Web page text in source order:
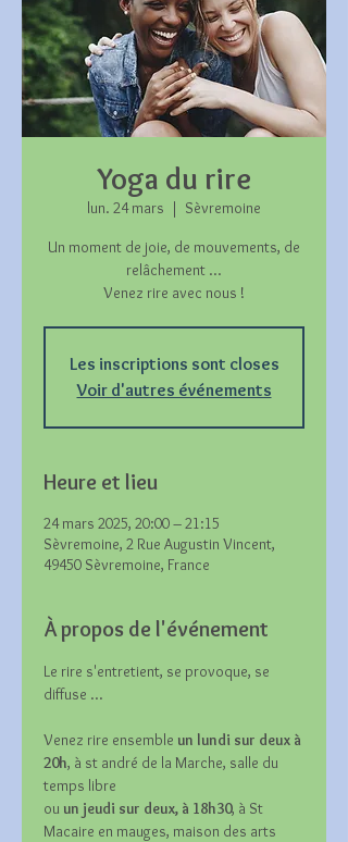
Yoga du rire
lun. 24 mars
  |
Sèvremoine
Un moment de joie, de mouvements, de
relâchement ...
Venez rire avec nous !
Les inscriptions sont closes
Voir d'autres événements
Heure et lieu
24 mars 2025, 20:00 – 21:15
Sèvremoine, 2 Rue Augustin Vincent,
49450 Sèvremoine, France
À propos de l'événement
Le rire s'entretient, se provoque, se
diffuse ...
Venez rire ensemble un lundi sur deux à
20h, à st andré de la Marche, salle du
temps libre
ou un jeudi sur deux, à 18h30, à St
Macaire en mauges, maison des arts